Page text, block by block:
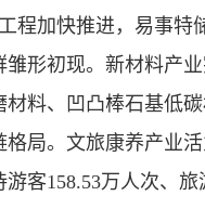
程加快推进，易事
雏形初现。新材料产
材料、凹凸棒石基低
格局。文旅康养产业
客158.53万人次、